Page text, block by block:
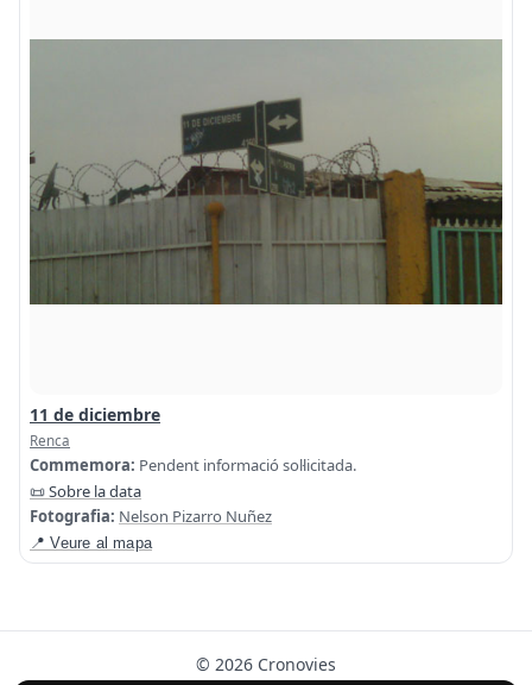
11 de diciembre
Renca
Commemora: Pendent informació sol·licitada.
📜 Sobre la data
Fotografia: Nelson Pizarro Nuñez
📍 Veure al mapa
© 2026 Cronovies